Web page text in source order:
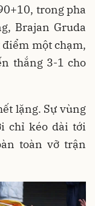
trong pha
Brajan Gruda
một chạm,
thắng 3-1 cho
lặng. Sự vùng
chỉ kéo dài tới
toàn vỡ trận